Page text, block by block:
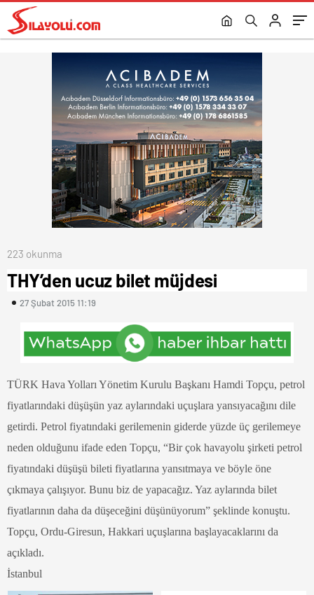
223 okunma
THY’den ucuz bilet müjdesi
27 Şubat 2015 11:19
TÜRK Hava Yolları Yönetim Kurulu Başkanı Hamdi Topçu, petrol
fiyatlarındaki düşüşün yaz aylarındaki uçuşlara yansıyacağını dile
getirdi. Petrol fiyatındaki gerilemenin giderde yüzde üç gerilemeye
neden olduğunu ifade eden Topçu, “Bir çok havayolu şirketi petrol
fiyatındaki düşüşü bileti fiyatlarına yansıtmaya ve böyle öne
çıkmaya çalışıyor. Bunu biz de yapacağız. Yaz aylarında bilet
fiyatlarının daha da düşeceğini düşünüyorum” şeklinde konuştu.
Topçu, Ordu-Giresun, Hakkari uçuşlarına başlayacaklarını da
açıkladı.
İstanbul